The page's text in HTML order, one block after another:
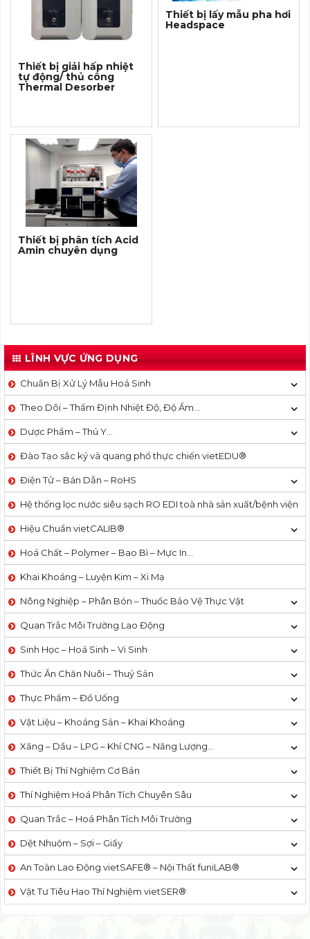
Thiết bị giải hấp nhiệt
tự động/ thủ công
Thermal Desorber
Thiết bị lấy mẫu pha hơi
Headspace
Thiết bị phân tích Acid
Amin chuyên dụng
LĨNH VỰC ỨNG DỤNG
Chuẩn Bị Xử Lý Mẫu Hoá Sinh
Theo Dõi – Thẩm Định Nhiệt Độ, Độ Ẩm…
Dược Phẩm – Thú Y…
Đào Tạo sắc ký và quang phổ thực chiến vietEDU®
Điện Tử – Bán Dẫn – RoHS
Hệ thống lọc nước siêu sạch RO EDI​​ toà nhà sản xuất/bệnh viện
Hiệu Chuẩn vietCALIB®
Hoá Chất – Polymer – Bao Bì – Mực In…
Khai Khoáng – Luyện Kim – Xi Mạ
Nông Nghiệp – Phân Bón – Thuốc Bảo Vệ Thực Vật
Quan Trắc Môi Trường Lao Động
Sinh Học – Hoá Sinh – Vi Sinh
Thức Ăn Chăn Nuôi – Thuỷ Sản
Thực Phẩm – Đồ Uống
Vật Liệu – Khoáng Sản – Khai Khoáng
Xăng – Dầu – LPG – Khí CNG – Năng Lượng…
Thiết Bị Thí Nghiệm Cơ Bản
Thí Nghiệm Hoá Phân Tích Chuyên Sâu
Quan Trắc – Hoá Phân Tích Môi Trường
Dệt Nhuộm – Sợi – Giấy
An Toàn Lao Động vietSAFE® – Nội Thất funiLAB®
Vật Tư Tiêu Hao Thí Nghiệm vietSER®